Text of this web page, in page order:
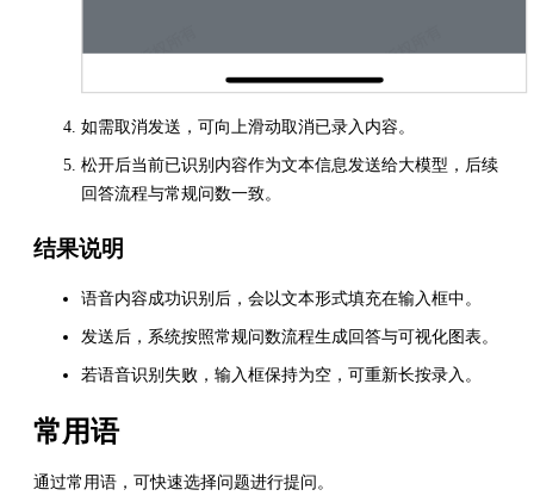
如需取消发送，可向上滑动取消已录入内容。
松开后当前已识别内容作为文本信息发送给大模型，后续
回答流程与常规问数一致。
结果说明
语音内容成功识别后，会以文本形式填充在输入框中。
发送后，系统按照常规问数流程生成回答与可视化图表。
若语音识别失败，输入框保持为空，可重新长按录入。
常用语
通过常用语，可快速选择问题进行提问。